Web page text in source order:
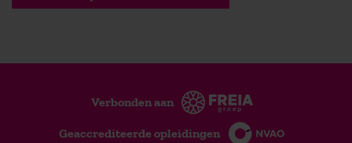
Verbonden aan
Geaccrediteerde opleidingen